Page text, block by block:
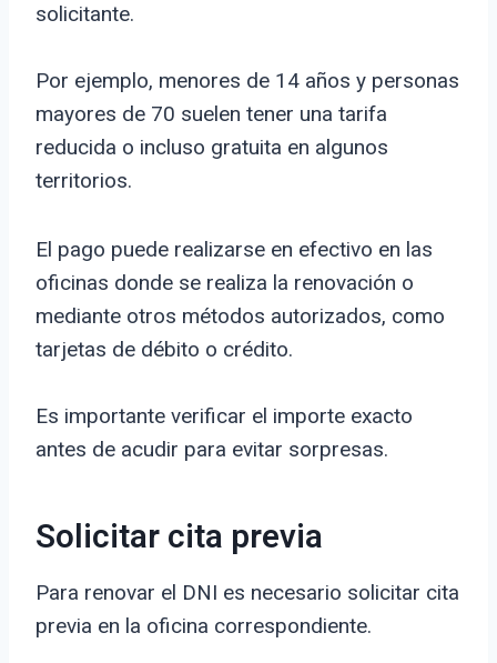
solicitante.
Por ejemplo, menores de 14 años y personas
mayores de 70 suelen tener una tarifa
reducida o incluso gratuita en algunos
territorios.
El pago puede realizarse en efectivo en las
oficinas donde se realiza la renovación o
mediante otros métodos autorizados, como
tarjetas de débito o crédito.
Es importante verificar el importe exacto
antes de acudir para evitar sorpresas.
Solicitar cita previa
Para renovar el DNI es necesario solicitar cita
previa en la oficina correspondiente.